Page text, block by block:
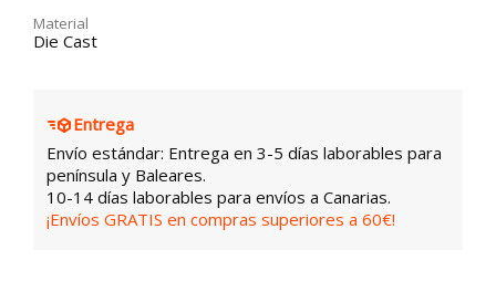
Material
Die Cast
Entrega
Envío estándar: Entrega en 3-5 días laborables para
península y Baleares.
10-14 días laborables para envíos a Canarias.
¡Envíos GRATIS en compras superiores a 60€!